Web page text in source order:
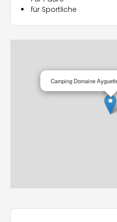
Servicebereich, und an der
Babybedarf gemietet
Brotservice.
Aktivitäten und
Die Aktivitäten im
ganze Familie
Für Kinder gibt es vom 15.
anbietet. Zudem stehen
für Sportliche
Camping Domaine